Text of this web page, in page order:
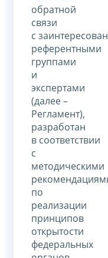
обратной
связи
с
референтными
группами
и
экспертами
(далее –
Регламент),
разработан
в соответствии
с
методическими
по
реализации
принципов
открытости
федеральных